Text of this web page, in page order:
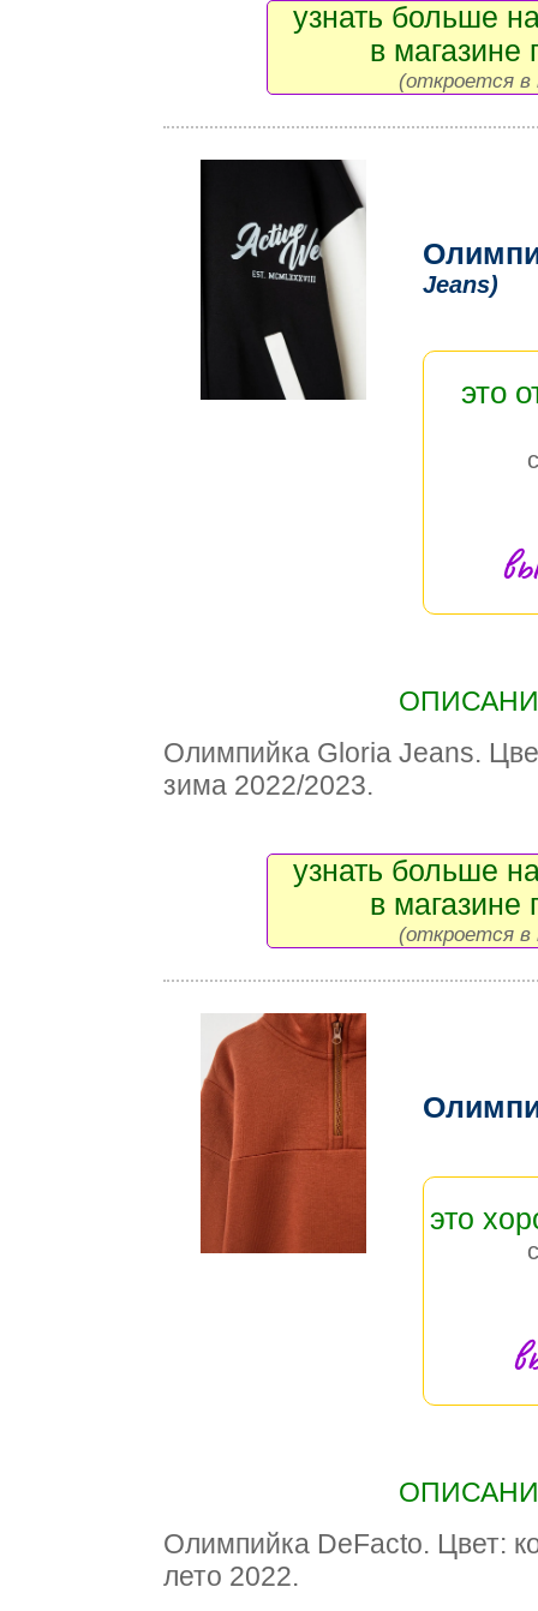
узнать больше
в магазине
(откроется в
Jeans)
это
Олимпийка Gloria Jeans.
зима 2022/2023.
узнать больше
в магазине
(откроется в
это
Олимпийка DeFacto. Цвет:
лето 2022.